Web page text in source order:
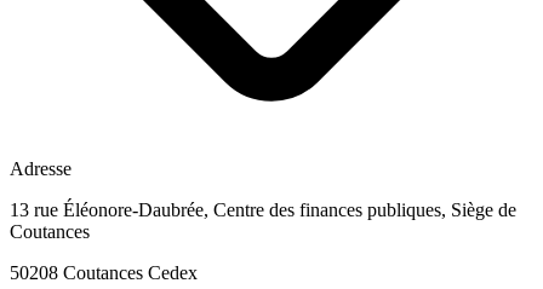
Adresse
13 rue Éléonore-Daubrée, Centre des finances publiques, Siège de
Coutances
50208 Coutances Cedex